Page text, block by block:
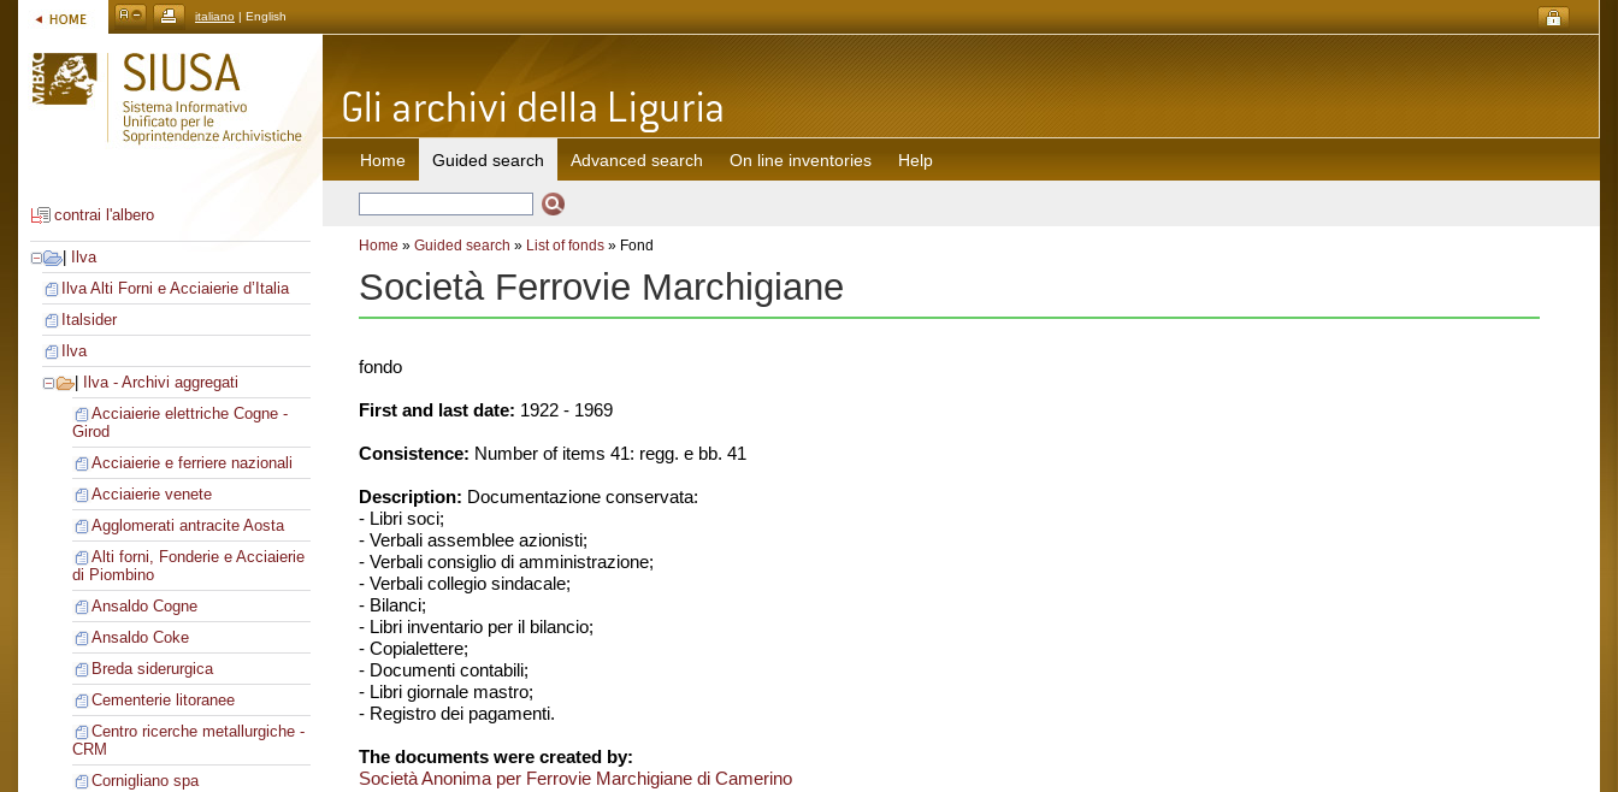
italiano | English
contrai l'albero
Ilva
Ilva Alti Forni e Acciaierie d’Italia
Italsider
Ilva
Ilva - Archivi aggregati
Acciaierie elettriche Cogne -
Girod
Acciaierie e ferriere nazionali
Acciaierie venete
Agglomerati antracite Aosta
Alti forni, Fonderie e Acciaierie
di Piombino
Ansaldo Cogne
Ansaldo Coke
Breda siderurgica
Cementerie litoranee
Centro ricerche metallurgiche -
CRM
Cornigliano spa
Home Guided search Advanced search On line inventories Help
Home » Guided search » List of fonds » Fond
Società Ferrovie Marchigiane
fondo
First and last date: 1922 - 1969
Consistence: Number of items 41: regg. e bb. 41
Description: Documentazione conservata:
- Libri soci;
- Verbali assemblee azionisti;
- Verbali consiglio di amministrazione;
- Verbali collegio sindacale;
- Bilanci;
- Libri inventario per il bilancio;
- Copialettere;
- Documenti contabili;
- Libri giornale mastro;
- Registro dei pagamenti.
The documents were created by:
Società Anonima per Ferrovie Marchigiane di Camerino